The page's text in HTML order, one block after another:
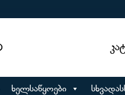
ხელსაწყოები